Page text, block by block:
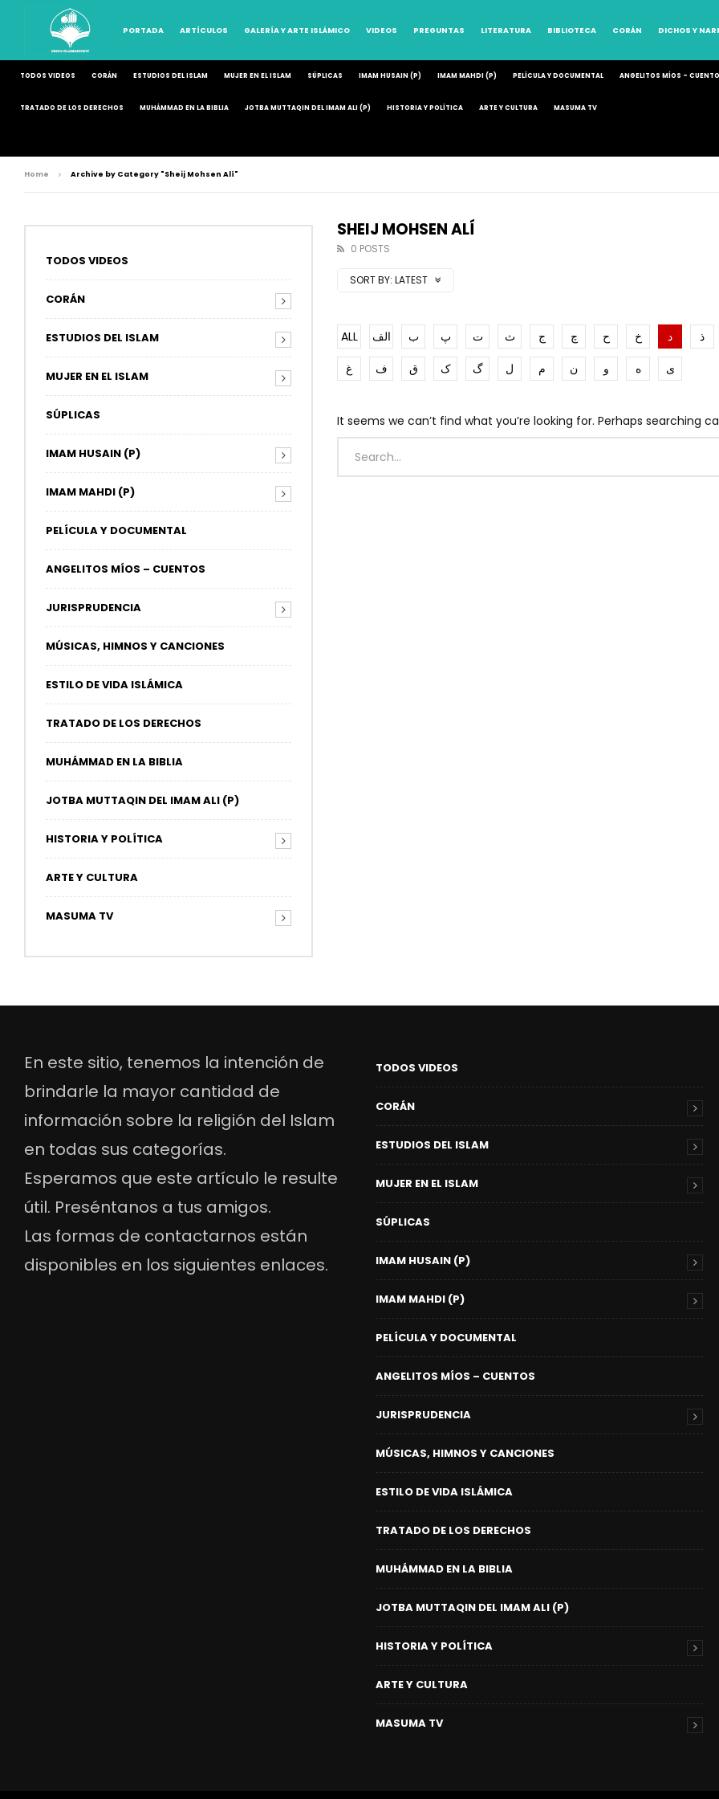
PORTADA ARTÍCULOS GALERÍA Y ARTE ISLÁMICO VIDEOS PREGUNTAS LITERATURA BIBLIOTECA CORÁN DICHOS Y
TODOS VIDEOS CORÁN ESTUDIOS DEL ISLAM MUJER EN EL ISLAM SÚPLICAS IMAM HUSAIN (P) IMAM MAHDI (P) PELÍCULA Y DOCUMENTAL ANGELITOS MÍOS –
TRATADO DE LOS DERECHOS MUHÁMMAD EN LA BIBLIA JOTBA MUTTAQIN DEL IMAM ALI (P) HISTORIA Y POLÍTICA ARTE Y CULTURA MASUMA TV
Home Archive by Category "Sheij Mohsen Alí"
SHEIJ MOHSEN ALÍ
0 POSTS
SORT BY: LATEST
ALL الف ب پ ت ث ج چ ح خ د ذ
غ
ف ق ک گ ل م ن و ه ی
It seems we can’t find what you’re looking for. Perhaps searching
TODOS VIDEOS
CORÁN
ESTUDIOS DEL ISLAM
MUJER EN EL ISLAM
SÚPLICAS
IMAM HUSAIN (P)
IMAM MAHDI (P)
PELÍCULA Y DOCUMENTAL
ANGELITOS MÍOS – CUENTOS
JURISPRUDENCIA
MÚSICAS, HIMNOS Y CANCIONES
ESTILO DE VIDA ISLÁMICA
TRATADO DE LOS DERECHOS
MUHÁMMAD EN LA BIBLIA
JOTBA MUTTAQIN DEL IMAM ALI (P)
HISTORIA Y POLÍTICA
ARTE Y CULTURA
MASUMA TV
En este sitio, tenemos la intención de
brindarle la mayor cantidad de
información sobre la religión del Islam
en todas sus categorías.
Esperamos que este artículo le resulte
útil. Preséntanos a tus amigos.
Las formas de contactarnos están
disponibles en los siguientes enlaces.
TODOS VIDEOS
CORÁN
ESTUDIOS DEL ISLAM
MUJER EN EL ISLAM
SÚPLICAS
IMAM HUSAIN (P)
IMAM MAHDI (P)
PELÍCULA Y DOCUMENTAL
ANGELITOS MÍOS – CUENTOS
JURISPRUDENCIA
MÚSICAS, HIMNOS Y CANCIONES
ESTILO DE VIDA ISLÁMICA
TRATADO DE LOS DERECHOS
MUHÁMMAD EN LA BIBLIA
JOTBA MUTTAQIN DEL IMAM ALI (P)
HISTORIA Y POLÍTICA
ARTE Y CULTURA
MASUMA TV